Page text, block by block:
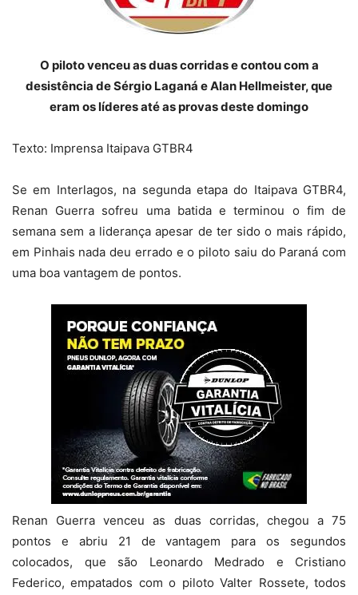
O piloto venceu as duas corridas e contou com a
desistência de Sérgio Laganá e Alan Hellmeister, que
eram os líderes até as provas deste domingo
Texto: Imprensa Itaipava GTBR4
Se em Interlagos, na segunda etapa do Itaipava GTBR4,
Renan Guerra sofreu uma batida e terminou o fim de
semana sem a liderança apesar de ter sido o mais rápido,
em Pinhais nada deu errado e o piloto saiu do Paraná com
uma boa vantagem de pontos.
Renan Guerra venceu as duas corridas, chegou a 75
pontos e abriu 21 de vantagem para os segundos
colocados, que são Leonardo Medrado e Cristiano
Federico, empatados com o piloto Valter Rossete, todos